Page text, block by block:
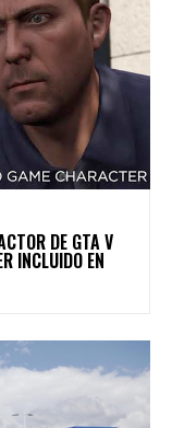
DE GTA V
INCLUIDO EN